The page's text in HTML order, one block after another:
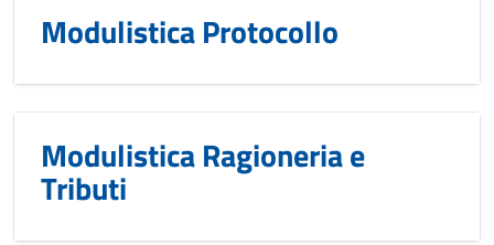
Modulistica Protocollo
Modulistica Ragioneria e
Tributi